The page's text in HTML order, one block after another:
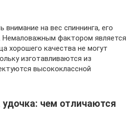
на вес спиннинга, его
Немаловажным фактором является
хорошего качества не могут
изготавливаются из
высококлассной
чем отличаются